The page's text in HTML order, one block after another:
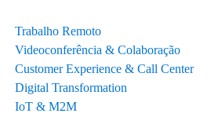
Trabalho Remoto
Videoconferência & Colaboração
Customer Experience & Call Center
Digital Transformation
IoT & M2M